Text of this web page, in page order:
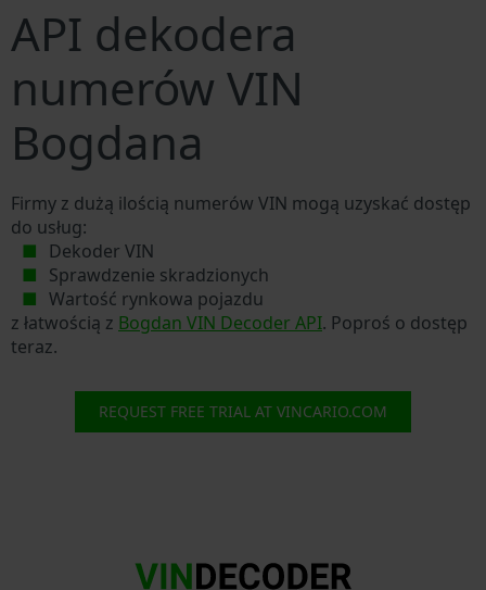
API dekodera
numerów VIN
Bogdana
Firmy z dużą ilością numerów VIN mogą uzyskać dostęp
do usług:
Dekoder VIN
Sprawdzenie skradzionych
Wartość rynkowa pojazdu
z łatwością z Bogdan VIN Decoder API. Poproś o dostęp
teraz.
REQUEST FREE TRIAL AT VINCARIO.COM